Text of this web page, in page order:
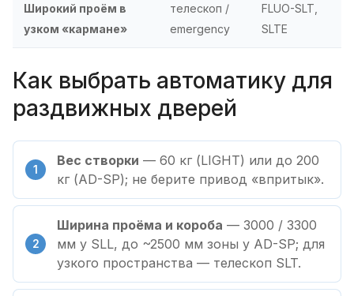
Широкий проём в
узком «кармане»
телескоп /
emergency
FLUO-SLT,
SLTE
Как выбрать автоматику для
раздвижных дверей
Вес створки — 60 кг (LIGHT) или до 200
кг (AD-SP); не берите привод «впритык».
Ширина проёма и короба — 3000 / 3300
мм у SLL, до ~2500 мм зоны у AD-SP; для
узкого пространства — телескоп SLT.